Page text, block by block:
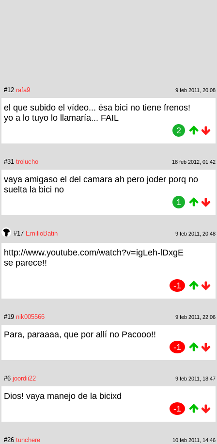
#12 rafa9 9 feb 2011, 20:08
el que subido el vídeo... ésa bici no tiene frenos!
yo a lo tuyo lo llamaría... FAIL
2
#31 trolucho 18 feb 2012, 01:42
vaya amigaso el del camara ah pero joder porq no
suelta la bici no
1
#17 EmilioBatin 9 feb 2011, 20:48
http://www.youtube.com/watch?v=igLeh-lDxgE
se parece!!
-1
#19 nik005566 9 feb 2011, 22:06
Para, paraaaa, que por allí no Pacooo!!
-1
#6 joordii22 9 feb 2011, 18:47
Dios! vaya manejo de la bicixd
-1
#26 tunchere 10 feb 2011, 14:46